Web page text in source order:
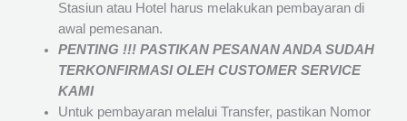
Stasiun atau Hotel harus melakukan pembayaran di
awal pemesanan.
PENTING !!! PASTIKAN PESANAN ANDA SUDAH
TERKONFIRMASI OLEH CUSTOMER SERVICE
KAMI
Untuk pembayaran melalui Transfer, pastikan Nomor